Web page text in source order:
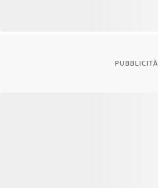
PUBBLICITÀ